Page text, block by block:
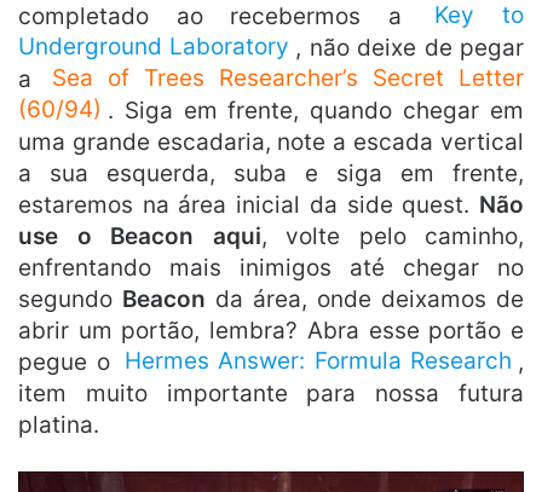
completado ao recebermos a
Key to
Underground Laboratory , não deixe de pegar
a
Sea of Trees Researcher’s Secret Letter
(60/94) . Siga em frente, quando chegar em
uma grande escadaria, note a escada vertical
a sua esquerda, suba e siga em frente,
estaremos na área inicial da side quest. Não
use o Beacon
aqui, volte pelo caminho,
enfrentando mais inimigos até chegar no
segundo Beacon da área, onde deixamos de
abrir um portão, lembra? Abra esse portão e
pegue o Hermes Answer: Formula Research ,
item muito importante para nossa futura
platina.